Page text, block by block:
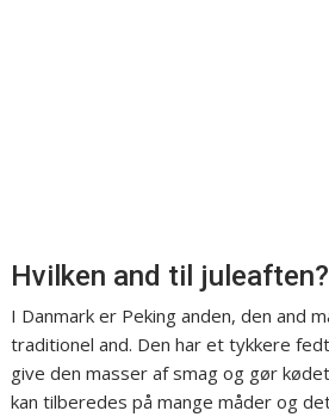
Hvilken and til juleaften?
I Danmark er Peking anden, den and
traditionel and. Den har et tykkere
give den masser af smag og gør
kan tilberedes på mange måder og